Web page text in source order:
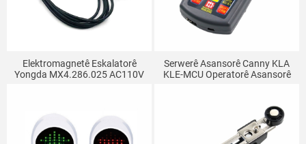
Elektromagnetê Eskalatorê
Yongda MX4.286.025 AC110V
Serwerê Asansorê Canny KLA
KLE-MCU Operatorê Asansorê